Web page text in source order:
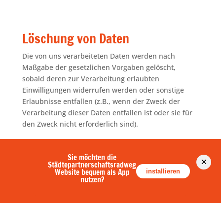
Löschung von Daten
Die von uns verarbeiteten Daten werden nach
Maßgabe der gesetzlichen Vorgaben gelöscht,
sobald deren zur Verarbeitung erlaubten
Einwilligungen widerrufen werden oder sonstige
Erlaubnisse entfallen (z.B., wenn der Zweck der
Verarbeitung dieser Daten entfallen ist oder sie für
den Zweck nicht erforderlich sind).
Sofern die Daten nicht gelöscht werden, weil sie für
andere und gesetzlich zulässige Zwecke erforderlich
sind, wird deren Verarbeitung auf diese Zwecke
beschränkt. D.h., die Daten werden gesperrt und
Sie möchten die
Städtepartnerschaftsradweg
Website bequem als App
nutzen?
installieren
×